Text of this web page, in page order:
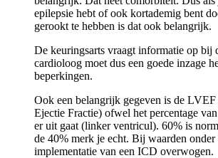
epilepsie hebt of ook kortademig bent
gerookt te hebben is dat ook belangrijk.
De keuringsarts vraagt informatie op bij
cardioloog moet dus een goede inzage
beperkingen.
Ook een belangrijk gegeven is de
Ejectie Fractie) ofwel het percentage
er uit gaat (linker ventricul). 60% is
de 40% merk je echt. Bij waarden
implementatie van een ICD overwogen.